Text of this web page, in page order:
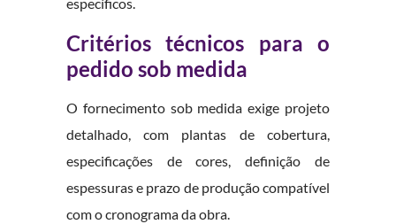
específicos.
Critérios técnicos para o
pedido sob medida
O fornecimento sob medida exige projeto
detalhado, com plantas de cobertura,
especificações de cores, definição de
espessuras e prazo de produção compatível
com o cronograma da obra.